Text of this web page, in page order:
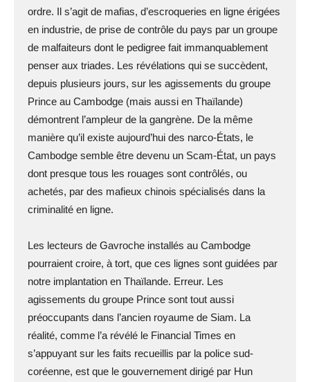
ordre. Il s’agit de mafias, d’escroqueries en ligne érigées
en industrie, de prise de contrôle du pays par un groupe
de malfaiteurs dont le pedigree fait immanquablement
penser aux triades. Les révélations qui se succèdent,
depuis plusieurs jours, sur les agissements du groupe
Prince au Cambodge (mais aussi en Thaïlande)
démontrent l’ampleur de la gangrène. De la même
manière qu’il existe aujourd’hui des narco-États, le
Cambodge semble être devenu un Scam-État, un pays
dont presque tous les rouages sont contrôlés, ou
achetés, par des mafieux chinois spécialisés dans la
criminalité en ligne.
Les lecteurs de Gavroche installés au Cambodge
pourraient croire, à tort, que ces lignes sont guidées par
notre implantation en Thaïlande. Erreur. Les
agissements du groupe Prince sont tout aussi
préoccupants dans l’ancien royaume de Siam. La
réalité, comme l’a révélé le Financial Times en
s’appuyant sur les faits recueillis par la police sud-
coréenne, est que le gouvernement dirigé par Hun